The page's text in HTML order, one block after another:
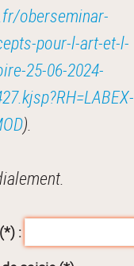
oberseminar-
pour-l-art-et-l-
25-06-2024-
).
: